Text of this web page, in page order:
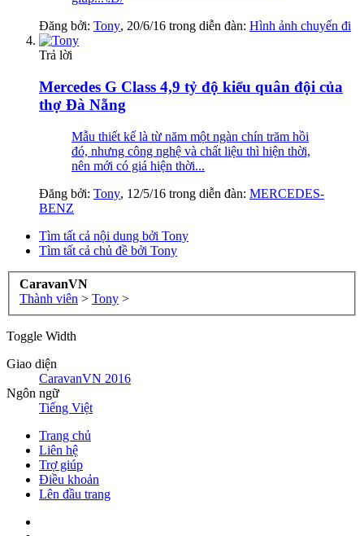
Đăng bởi: Tony, 20/6/16 trong diễn đàn: Hình ảnh chuyến đi
Trả lời
Mercedes G Class 4,9 tỷ độ kiểu quân đội của
thợ Đà Nẵng
Mẫu thiết kế là từ năm một ngàn chín trăm hồi
đó, nhưng công nghệ và chất liệu thì hiện thời,
nên mới có giá hiện thời...
Đăng bởi: Tony, 12/5/16 trong diễn đàn: MERCEDES-
BENZ
Tìm tất cả nội dung bởi Tony
Tìm tất cả chủ đề bởi Tony
CaravanVN
Thành viên > Tony >
Toggle Width
Giao diện
CaravanVN 2016
Ngôn ngữ
Tiếng Việt
Trang chủ
Liên hệ
Trợ giúp
Điều khoản
Lên đầu trang